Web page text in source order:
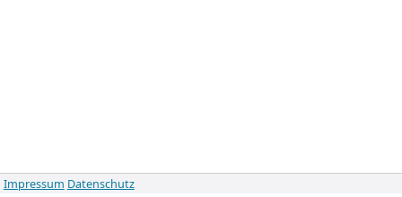
Impressum Datenschutz